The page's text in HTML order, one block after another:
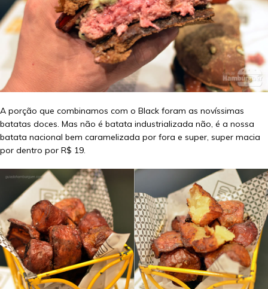
A porção que combinamos com o Black foram as novíssimas
batatas doces. Mas não é batata industrializada não, é a nossa
batata nacional bem caramelizada por fora e super, super macia
por dentro por R$ 19.